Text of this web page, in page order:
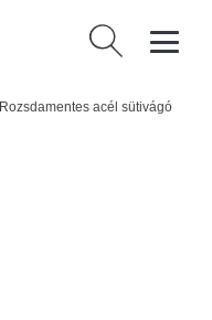
Keresés:
Rozsdamentes acél sütivágó